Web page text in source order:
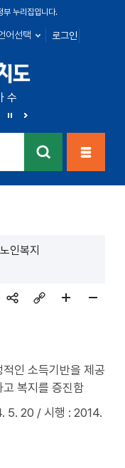
수
군산 : 89명
부 누리집입니다.
어선택 로그인
노인복지
인 소득기반을 제공
복지를 증진함
5. 20 / 시행 : 2014.